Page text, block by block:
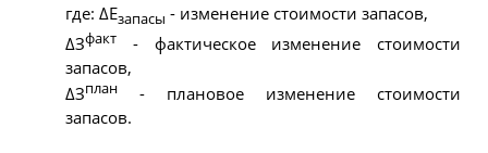
где: ΔЕзапасы - изменение стоимости запасов,
ΔЗфакт - фактическое изменение стоимости
запасов,
ΔЗплан - плановое изменение стоимости
запасов.